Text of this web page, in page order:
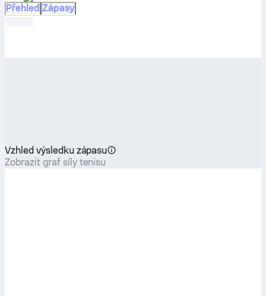
Q
Přehled Zápasy
Vzhled výsledku zápasu
Zobrazit graf síly tenisu